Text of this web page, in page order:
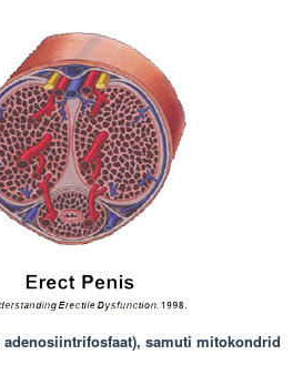
samuti mitokondrid